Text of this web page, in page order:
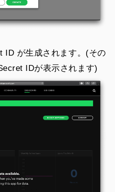
ID が生成されます。(その
IDが表示されます)